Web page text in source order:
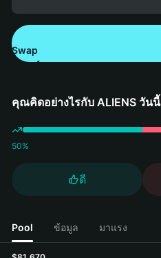
Swap
คุณคิดอย่างไรกับ ALIENS วันนี้
50%
ดี
Pool ข้อมูล มาแรง